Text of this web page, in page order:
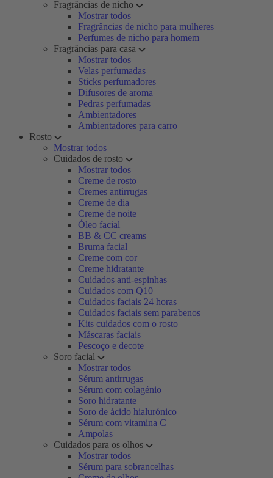
Fragrâncias de nicho
Mostrar todos
Fragrâncias de nicho para mulheres
Perfumes de nicho para homem
Fragrâncias para casa
Mostrar todos
Velas perfumadas
Sticks perfumadores
Difusores de aroma
Pedras perfumadas
Ambientadores
Ambientadores para carro
Rosto
Mostrar todos
Cuidados de rosto
Mostrar todos
Creme de rosto
Cremes antirrugas
Creme de dia
Creme de noite
Óleo facial
BB & CC creams
Bruma facial
Creme com cor
Creme hidratante
Cuidados anti-espinhas
Cuidados com Q10
Cuidados faciais 24 horas
Cuidados faciais sem parabenos
Kits cuidados com o rosto
Máscaras faciais
Pescoço e decote
Soro facial
Mostrar todos
Sérum antirrugas
Sérum com colagénio
Soro hidratante
Soro de ácido hialurónico
Sérum com vitamina C
Ampolas
Cuidados para os olhos
Mostrar todos
Sérum para sobrancelhas